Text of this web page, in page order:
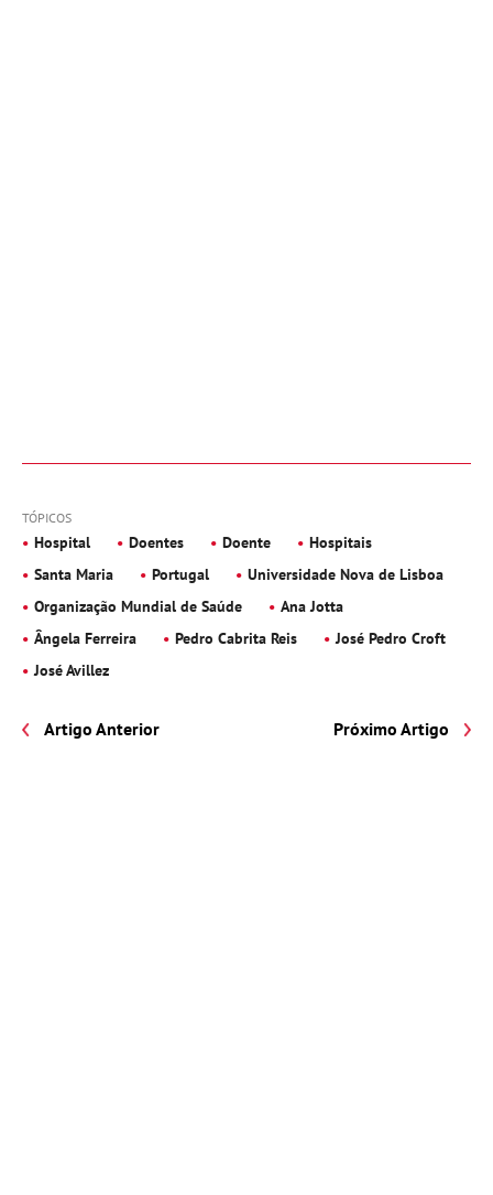
TÓPICOS
Hospital Doentes Doente
Hospitais
Santa Maria
Portugal
Universidade Nova de Lisboa
Organização Mundial de Saúde
Ana Jotta
Ângela Ferreira
Pedro Cabrita Reis
José Pedro Croft
José Avillez
Artigo Anterior Próximo Artigo